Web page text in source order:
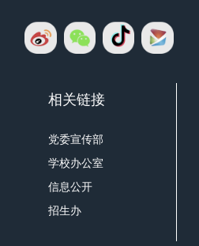
相关链接
党委宣传部
学校办公室
信息公开
招生办